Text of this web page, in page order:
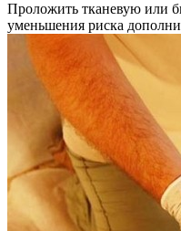
Проложить тканевую или
уменьшения риска